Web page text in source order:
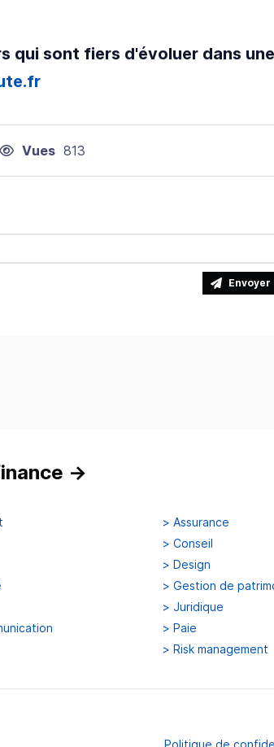
qui sont fiers d'évoluer dans une
Vues 813
Envoyer
→
> Assurance
> Conseil
> Design
> Gestion de
> Juridique
> Paie
> Risk management
Politique de